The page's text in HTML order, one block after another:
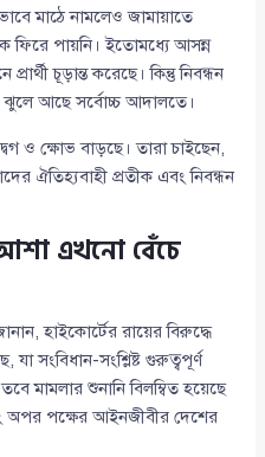
মাঠে নামলেও জামায়াতে
ফিরে পায়নি। ইতোমধ্যে আসন্ন
চূড়ান্ত করেছে। কিন্তু নিবন্ধন
ঝুলে আছে সর্বোচ্চ আদালতে।
ও ক্ষোভ বাড়ছে। তারা চাইছেন,
ঐতিহ্যবাহী প্রতীক এবং নিবন্ধন
এখনো বেঁচে
হাইকোর্টের রায়ের বিরুদ্ধে
যা সংবিধান-সংশ্লিষ্ট গুরুত্বপূর্ণ
মামলার শুনানি বিলম্বিত হয়েছে
অপর পক্ষের আইনজীবীর দেশের